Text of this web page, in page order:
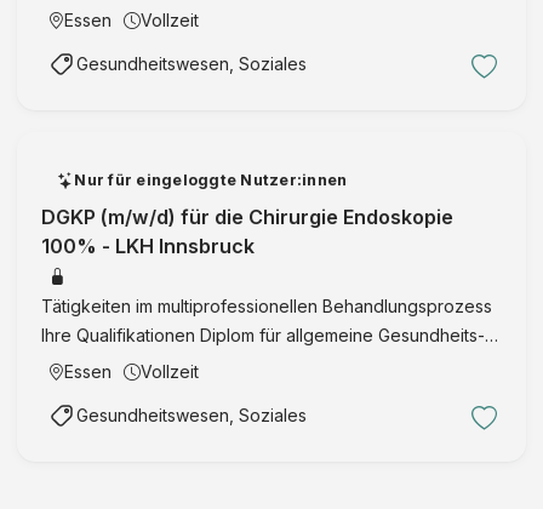
Gemeinschaftstage, Pensionskasse und viele mehr:
Gesundheit Wohnen …
Essen Vollzeit
Gesundheitswesen, Soziales
Nur für eingeloggte Nutzer:innen
DGKP (m/w/d) für die Chirurgie Endoskopie
100% - LKH Innsbruck
Tätigkeiten im multiprofessionellen Behandlungsprozess
Ihre Qualifikationen Diplom für allgemeine Gesundheits-
und Krankenpflege Nachweis über die Registrierung im
Belas …
Essen Vollzeit
Gesundheitswesen, Soziales